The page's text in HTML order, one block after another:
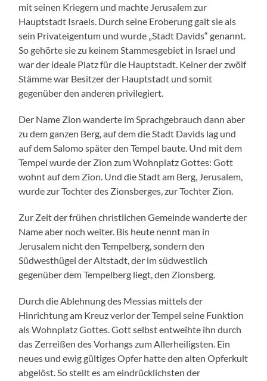
mit seinen Kriegern und machte Jerusalem zur
Hauptstadt Israels. Durch seine Eroberung galt sie als
sein Privateigentum und wurde „Stadt Davids“ genannt.
So gehörte sie zu keinem Stammesgebiet in Israel und
war der ideale Platz für die Hauptstadt. Keiner der zwölf
Stämme war Besitzer der Hauptstadt und somit
gegenüber den anderen privilegiert.
Der Name Zion wanderte im Sprachgebrauch dann aber
zu dem ganzen Berg, auf dem die Stadt Davids lag und
auf dem Salomo später den Tempel baute. Und mit dem
Tempel wurde der Zion zum Wohnplatz Gottes: Gott
wohnt auf dem Zion. Und die Stadt am Berg, Jerusalem,
wurde zur Tochter des Zionsberges, zur Tochter Zion.
Zur Zeit der frühen christlichen Gemeinde wanderte der
Name aber noch weiter. Bis heute nennt man in
Jerusalem nicht den Tempelberg, sondern den
Südwesthügel der Altstadt, der im südwestlich
gegenüber dem Tempelberg liegt, den Zionsberg.
Durch die Ablehnung des Messias mittels der
Hinrichtung am Kreuz verlor der Tempel seine Funktion
als Wohnplatz Gottes. Gott selbst entweihte ihn durch
das Zerreißen des Vorhangs zum Allerheiligsten. Ein
neues und ewig gültiges Opfer hatte den alten Opferkult
abgelöst. So stellt es am eindrücklichsten der